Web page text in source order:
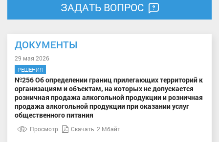
ЗАДАТЬ ВОПРОС
ДОКУМЕНТЫ
29 мая 2026
РЕШЕНИЯ
№256 Об определении границ прилегающих территорий к
организациям и объектам, на которых не допускается
розничная продажа алкогольной продукции и розничная
продажа алкогольной продукции при оказании услуг
общественного питания
Просмотр Скачать 2 Мбайт